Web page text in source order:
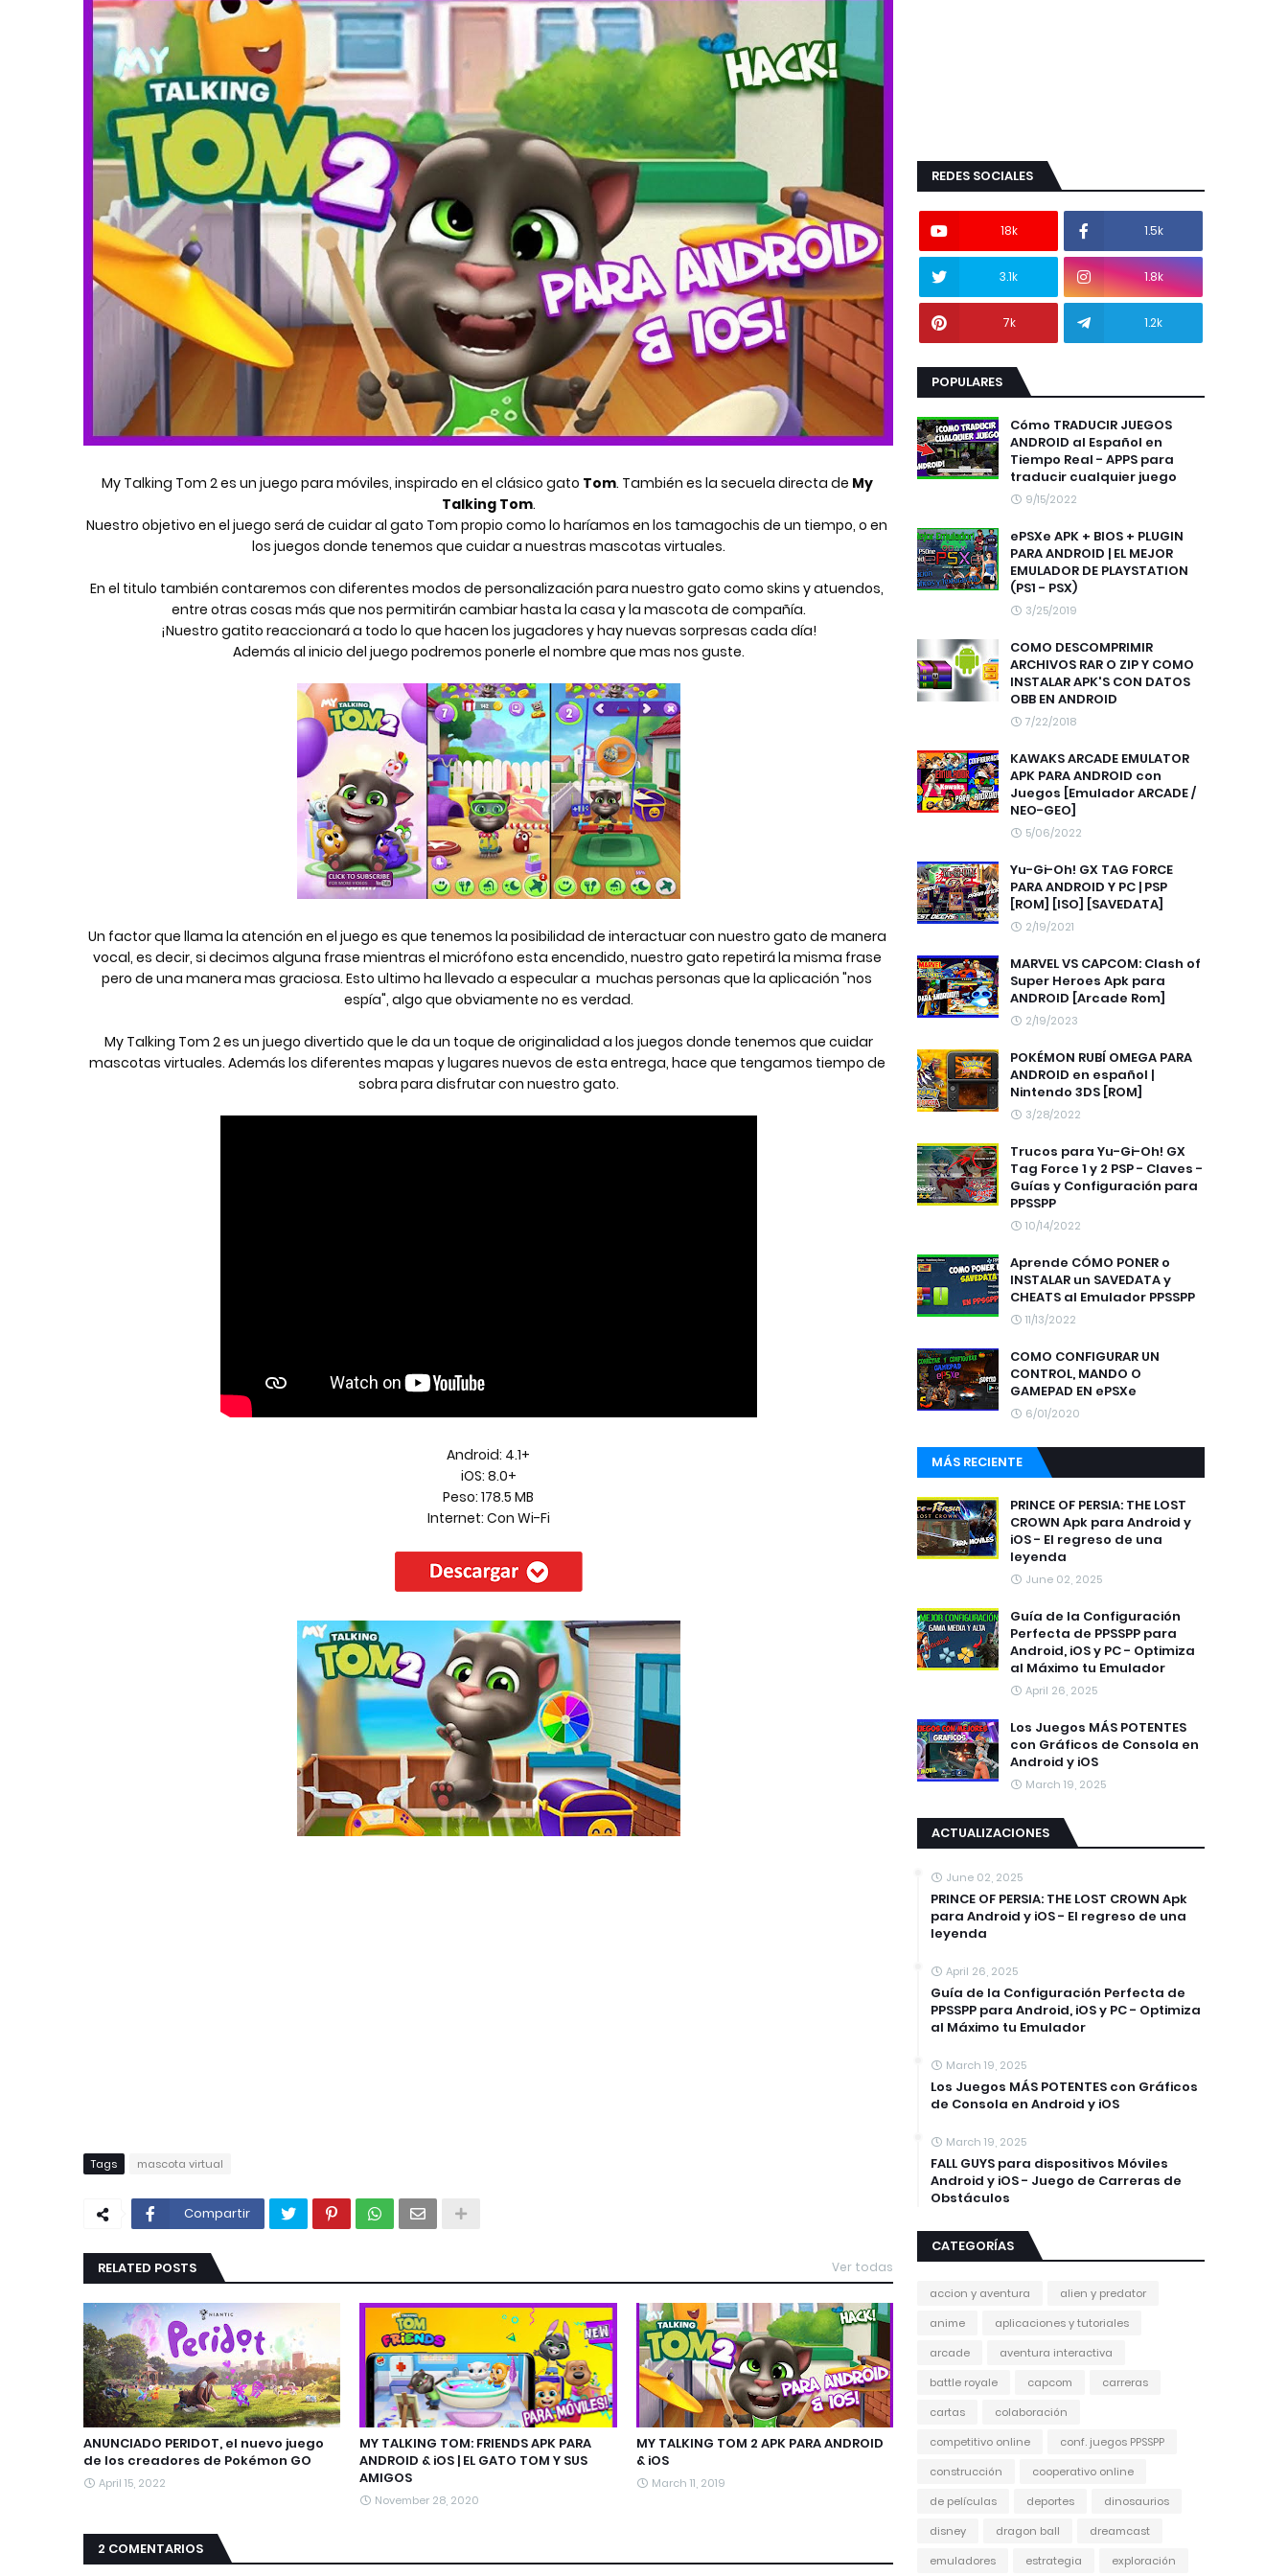
My Talking Tom 2 es un juego para móviles, inspirado en el clásico gato Tom. También es la secuela directa de My
Talking Tom.
Nuestro objetivo en el juego será de cuidar al gato Tom propio como lo haríamos en los tamagochis de un tiempo, o en
los juegos donde tenemos que cuidar a nuestras mascotas virtuales.
En el titulo también contaremos con diferentes modos de personalización para nuestro gato como skins y atuendos,
entre otras cosas más que nos permitirán cambiar hasta la casa y la mascota de compañía.
¡Nuestro gatito reaccionará a todo lo que hacen los jugadores y hay nuevas sorpresas cada día!
Además al inicio del juego podremos ponerle el nombre que mas nos guste.
Un factor que llama la atención en el juego es que tenemos la posibilidad de interactuar con nuestro gato de manera
vocal, es decir, si decimos alguna frase mientras el micrófono esta encendido, nuestro gato repetirá la misma frase
pero de una manera mas graciosa. Esto ultimo ha llevado a especular a  muchas personas que la aplicación "nos
espía", algo que obviamente no es verdad.
mascotas virtuales. Además los diferentes mapas y lugares nuevos de esta entrega, hace que tengamos tiempo de
sobra para disfrutar con nuestro gato.
Android: 4.1+
iOS: 8.0+
Peso: 178.5 MB
Internet: Con Wi-Fi
Tags mascota virtual
Compartir
RELATED POSTS Ver todas
ANUNCIADO PERIDOT, el nuevo juego
de los creadores de Pokémon GO
April 15, 2022
MY TALKING TOM: FRIENDS APK PARA
ANDROID & iOS | EL GATO TOM Y SUS
AMIGOS
November 28, 2020
MY TALKING TOM 2 APK PARA ANDROID
& iOS
March 11, 2019
2 COMENTARIOS
REDES SOCIALES
18k 1.5k
3.1k 1.8k
7k 1.2k
POPULARES
Cómo TRADUCIR JUEGOS
ANDROID al Español en
Tiempo Real - APPS para
traducir cualquier juego
9/15/2022
ePSXe APK + BIOS + PLUGIN
PARA ANDROID | EL MEJOR
EMULADOR DE PLAYSTATION
(PS1 - PSX)
3/25/2019
COMO DESCOMPRIMIR
ARCHIVOS RAR O ZIP Y COMO
INSTALAR APK'S CON DATOS
OBB EN ANDROID
7/22/2018
KAWAKS ARCADE EMULATOR
APK PARA ANDROID con
Juegos [Emulador ARCADE /
NEO-GEO]
5/06/2022
Yu-Gi-Oh! GX TAG FORCE
PARA ANDROID Y PC | PSP
[ROM] [ISO] [SAVEDATA]
2/19/2021
MARVEL VS CAPCOM: Clash of
Super Heroes Apk para
ANDROID [Arcade Rom]
2/19/2023
POKÉMON RUBÍ OMEGA PARA
ANDROID en español |
Nintendo 3DS [ROM]
3/28/2022
Trucos para Yu-Gi-Oh! GX
Tag Force 1 y 2 PSP - Claves -
Guías y Configuración para
PPSSPP
10/14/2022
Aprende CÓMO PONER o
INSTALAR un SAVEDATA y
CHEATS al Emulador PPSSPP
11/13/2022
COMO CONFIGURAR UN
CONTROL, MANDO O
GAMEPAD EN ePSXe
6/01/2020
MÁS RECIENTE
PRINCE OF PERSIA: THE LOST
CROWN Apk para Android y
iOS - El regreso de una
leyenda
June 02, 2025
Guía de la Configuración
Perfecta de PPSSPP para
Android, iOS y PC - Optimiza
al Máximo tu Emulador
April 26, 2025
Los Juegos MÁS POTENTES
con Gráficos de Consola en
Android y iOS
March 19, 2025
ACTUALIZACIONES
June 02, 2025
PRINCE OF PERSIA: THE LOST CROWN Apk
para Android y iOS - El regreso de una
leyenda
April 26, 2025
Guía de la Configuración Perfecta de
PPSSPP para Android, iOS y PC - Optimiza
al Máximo tu Emulador
March 19, 2025
Los Juegos MÁS POTENTES con Gráficos
de Consola en Android y iOS
March 19, 2025
FALL GUYS para dispositivos Móviles
Android y iOS - Juego de Carreras de
Obstáculos
CATEGORÍAS
accion y aventura
alien y predator
anime
aplicaciones y tutoriales
arcade
aventura interactiva
battle royale
capcom
carreras
cartas
colaboración
competitivo online
conf. juegos PPSSPP
construcción
cooperativo online
de películas
deportes
dinosaurios
disney
dragon ball
dreamcast
emuladores
estrategia exploración